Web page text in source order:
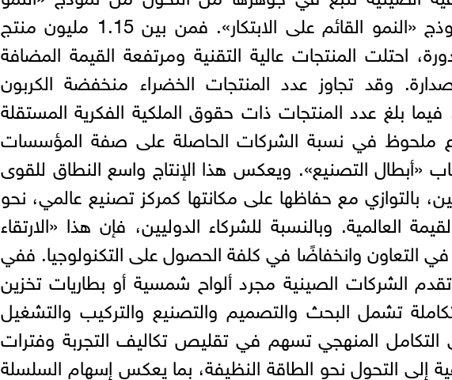
القائم على الحجم» إلى نموذج «النمو القائم على الابتكار». فمن بين 1.15 مليون منتج
احتلت المنتجات عالية التقنية ومرتفعة القيمة المضافة
وقد تجاوز عدد المنتجات الخضراء منخفضة الكربون
ألف منتج، فيما بلغ عدد المنتجات ذات حقوق الملكية الفكرية المستقلة
ملحوظ في نسبة الشركات الحاصلة على صفة المؤسسات
«أبطال التصنيع». ويعكس هذا الإنتاج واسع النطاق للقوى
بالتوازي مع حفاظها على مكانتها كمركز تصنيع عالمي، نحو
العالمية. وبالنسبة للشركاء الدوليين، فإن هذا «الارتقاء
التعاون وانخفاضًا في كلفة الحصول على التكنولوجيا. ففي
الشركات الصينية مجرد ألواح شمسية أو بطاريات تخزين
تشمل البحث والتصميم والتصنيع والتركيب والتشغيل
التكامل المنهجي تسهم في تقليص تكاليف التجربة وفترات
إلى التحول نحو الطاقة النظيفة، بما يعكس إسهام السلسلة